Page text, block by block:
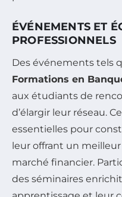
ÉVÉNEMENTS ET
PROFESSIONNELS
Des événements tels
Formations en
aux étudiants de
d’élargir leur réseau.
essentielles pour
leur offrant un
marché financier.
des séminaires